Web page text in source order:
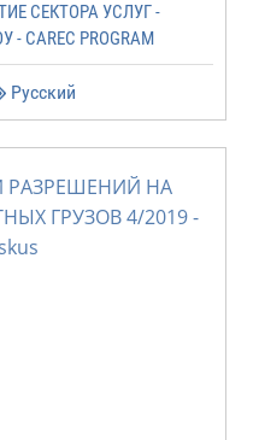
СЕКТОРА УСЛУГ -
CAREC PROGRAM
Русский